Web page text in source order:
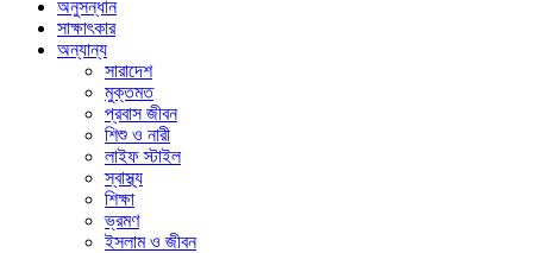
অনুসন্ধান
সাক্ষাৎকার
অন্যান্য
সারাদেশ
মুক্তমত
প্রবাস জীবন
শিশু ও নারী
লাইফ স্টাইল
স্বাস্থ্য
শিক্ষা
ভ্রমণ
ইসলাম ও জীবন